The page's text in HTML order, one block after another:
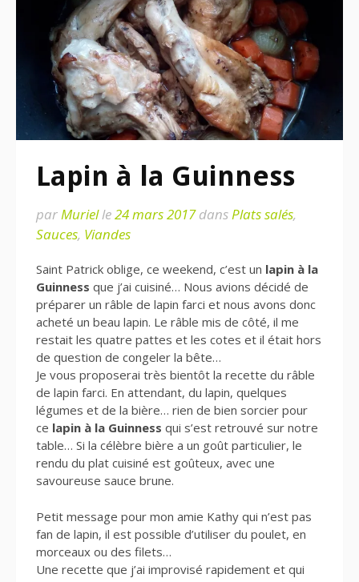
Lapin à la Guinness
parMurielle24 mars 2017dansPlats salés,
Sauces, Viandes
Saint Patrick oblige, ce weekend, c’est un lapin à la
Guinness que j’ai cuisiné… Nous avions décidé de
préparer un râble de lapin farci et nous avons donc
acheté un beau lapin. Le râble mis de côté, il me
restait les quatre pattes et les cotes et il était hors
de question de congeler la bête…
Je vous proposerai très bientôt la recette du râble
de lapin farci. En attendant, du lapin, quelques
légumes et de la bière… rien de bien sorcier pour
ce lapin à la Guinness qui s’est retrouvé sur notre
table… Si la célèbre bière a un goût particulier, le
rendu du plat cuisiné est goûteux, avec une
savoureuse sauce brune.
Petit message pour mon amie Kathy qui n’est pas
fan de lapin, il est possible d’utiliser du poulet, en
morceaux ou des filets…
Une recette que j’ai improvisé rapidement et qui